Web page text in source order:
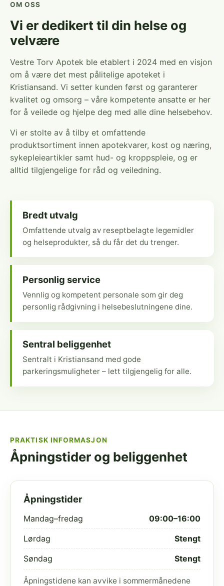
OM OSS
Vi er dedikert til din helse og
velvære
Vestre Torv Apotek ble etablert i 2024 med en visjon
om å være det mest pålitelige apoteket i
Kristiansand. Vi setter kunden først og garanterer
kvalitet og omsorg – våre kompetente ansatte er her
for å veilede og hjelpe deg med alle dine helsebehov.
Vi er stolte av å tilby et omfattende
produktsortiment innen apotekvarer, kost og næring,
sykepleieartikler samt hud- og kroppspleie, og er
alltid tilgjengelige for råd og veiledning.
Bredt utvalg
Omfattende utvalg av reseptbelagte legemidler
og helseprodukter, så du får det du trenger.
Personlig service
Vennlig og kompetent personale som gir deg
personlig rådgivning i helsebeslutningene dine.
Sentral beliggenhet
Sentralt i Kristiansand med gode
parkeringsmuligheter – lett tilgjengelig for alle.
PRAKTISK INFORMASJON
Åpningstider og beliggenhet
Åpningstider
Mandag–fredag 09:00–16:00
Lørdag Stengt
Søndag Stengt
Åpningstidene kan avvike i sommermånedene